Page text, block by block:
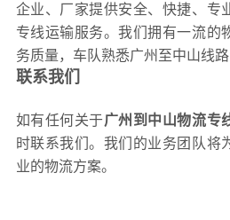
企业、厂家提供安全、快捷、专
专线运输服务。我们拥有一流的
务质量，车队熟悉广州至中山线路
联系我们
如有任何关于广州到中山物流专
时联系我们。我们的业务团队将
业的物流方案。